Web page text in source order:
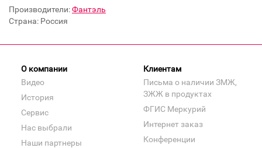
Производители:Фантэль
Страна: Россия
О компании
Видео
История
Сервис
Нас выбрали
Наши партнеры
Клиентам
Письма о наличии ЗМЖ,
ЗЖЖ в продуктах
ФГИС Меркурий
Интернет заказ
Конференции